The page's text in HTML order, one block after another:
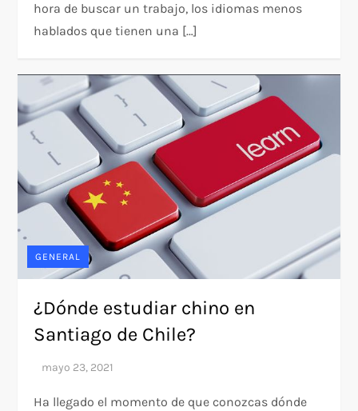
hora de buscar un trabajo, los idiomas menos
hablados que tienen una […]
GENERAL
¿Dónde estudiar chino en
Santiago de Chile?
Ha llegado el momento de que conozcas dónde